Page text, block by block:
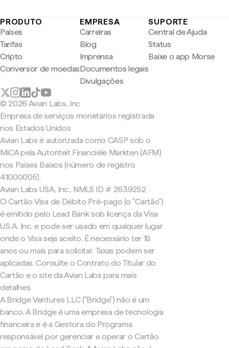
PRODUTO
Países
Tarifas
Cripto
Conversor de moedas
EMPRESA
Carreiras
Blog
Imprensa
Documentos legais
Divulgações
SUPORTE
Central de Ajuda
Status
Baixe o app Morse
© 2026 Avian Labs, Inc
Empresa de serviços monetários registrada
nos Estados Unidos
Avian Labs é autorizada como CASP sob o
MiCA pela Autoriteit Financiële Markten (AFM)
nos Países Baixos (número de registro
41000005).
Avian Labs USA, Inc., NMLS ID # 2639252
O Cartão Visa de Débito Pré-pago (o "Cartão")
é emitido pelo Lead Bank sob licença da Visa
U.S.A. Inc. e pode ser usado em qualquer lugar
onde o Visa seja aceito. É necessário ter 18
anos ou mais para solicitar. Taxas podem ser
aplicadas. Consulte o Contrato do Titular do
Cartão e o site da Avian Labs para mais
detalhes.
A Bridge Ventures LLC ("Bridge") não é um
banco. A Bridge é uma empresa de tecnologia
financeira e é a Gestora do Programa
responsável por gerenciar e operar o Cartão